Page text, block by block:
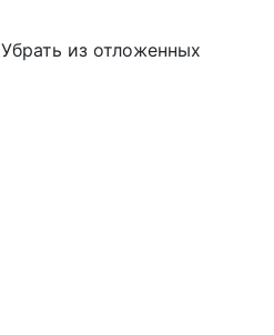
Убрать из отложенных